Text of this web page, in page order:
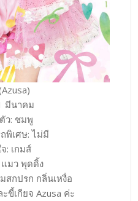
มีนาคม
ว: ชมพู
พิเศษ: ไม่มี
: เกมส์
มว พุดดิ้ง
สกปรก กลิ่นเหงื่อ
ขี้เกียจ Azusa ค่ะ